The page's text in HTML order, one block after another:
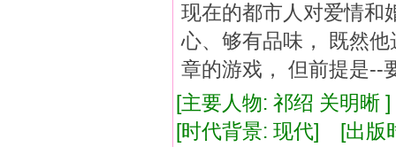
现在的都市人对爱情和
心、够有品味， 既然
章的游戏， 但前提是--
[主要人物: 祁绍 关明
[时代背景: 现代] [出